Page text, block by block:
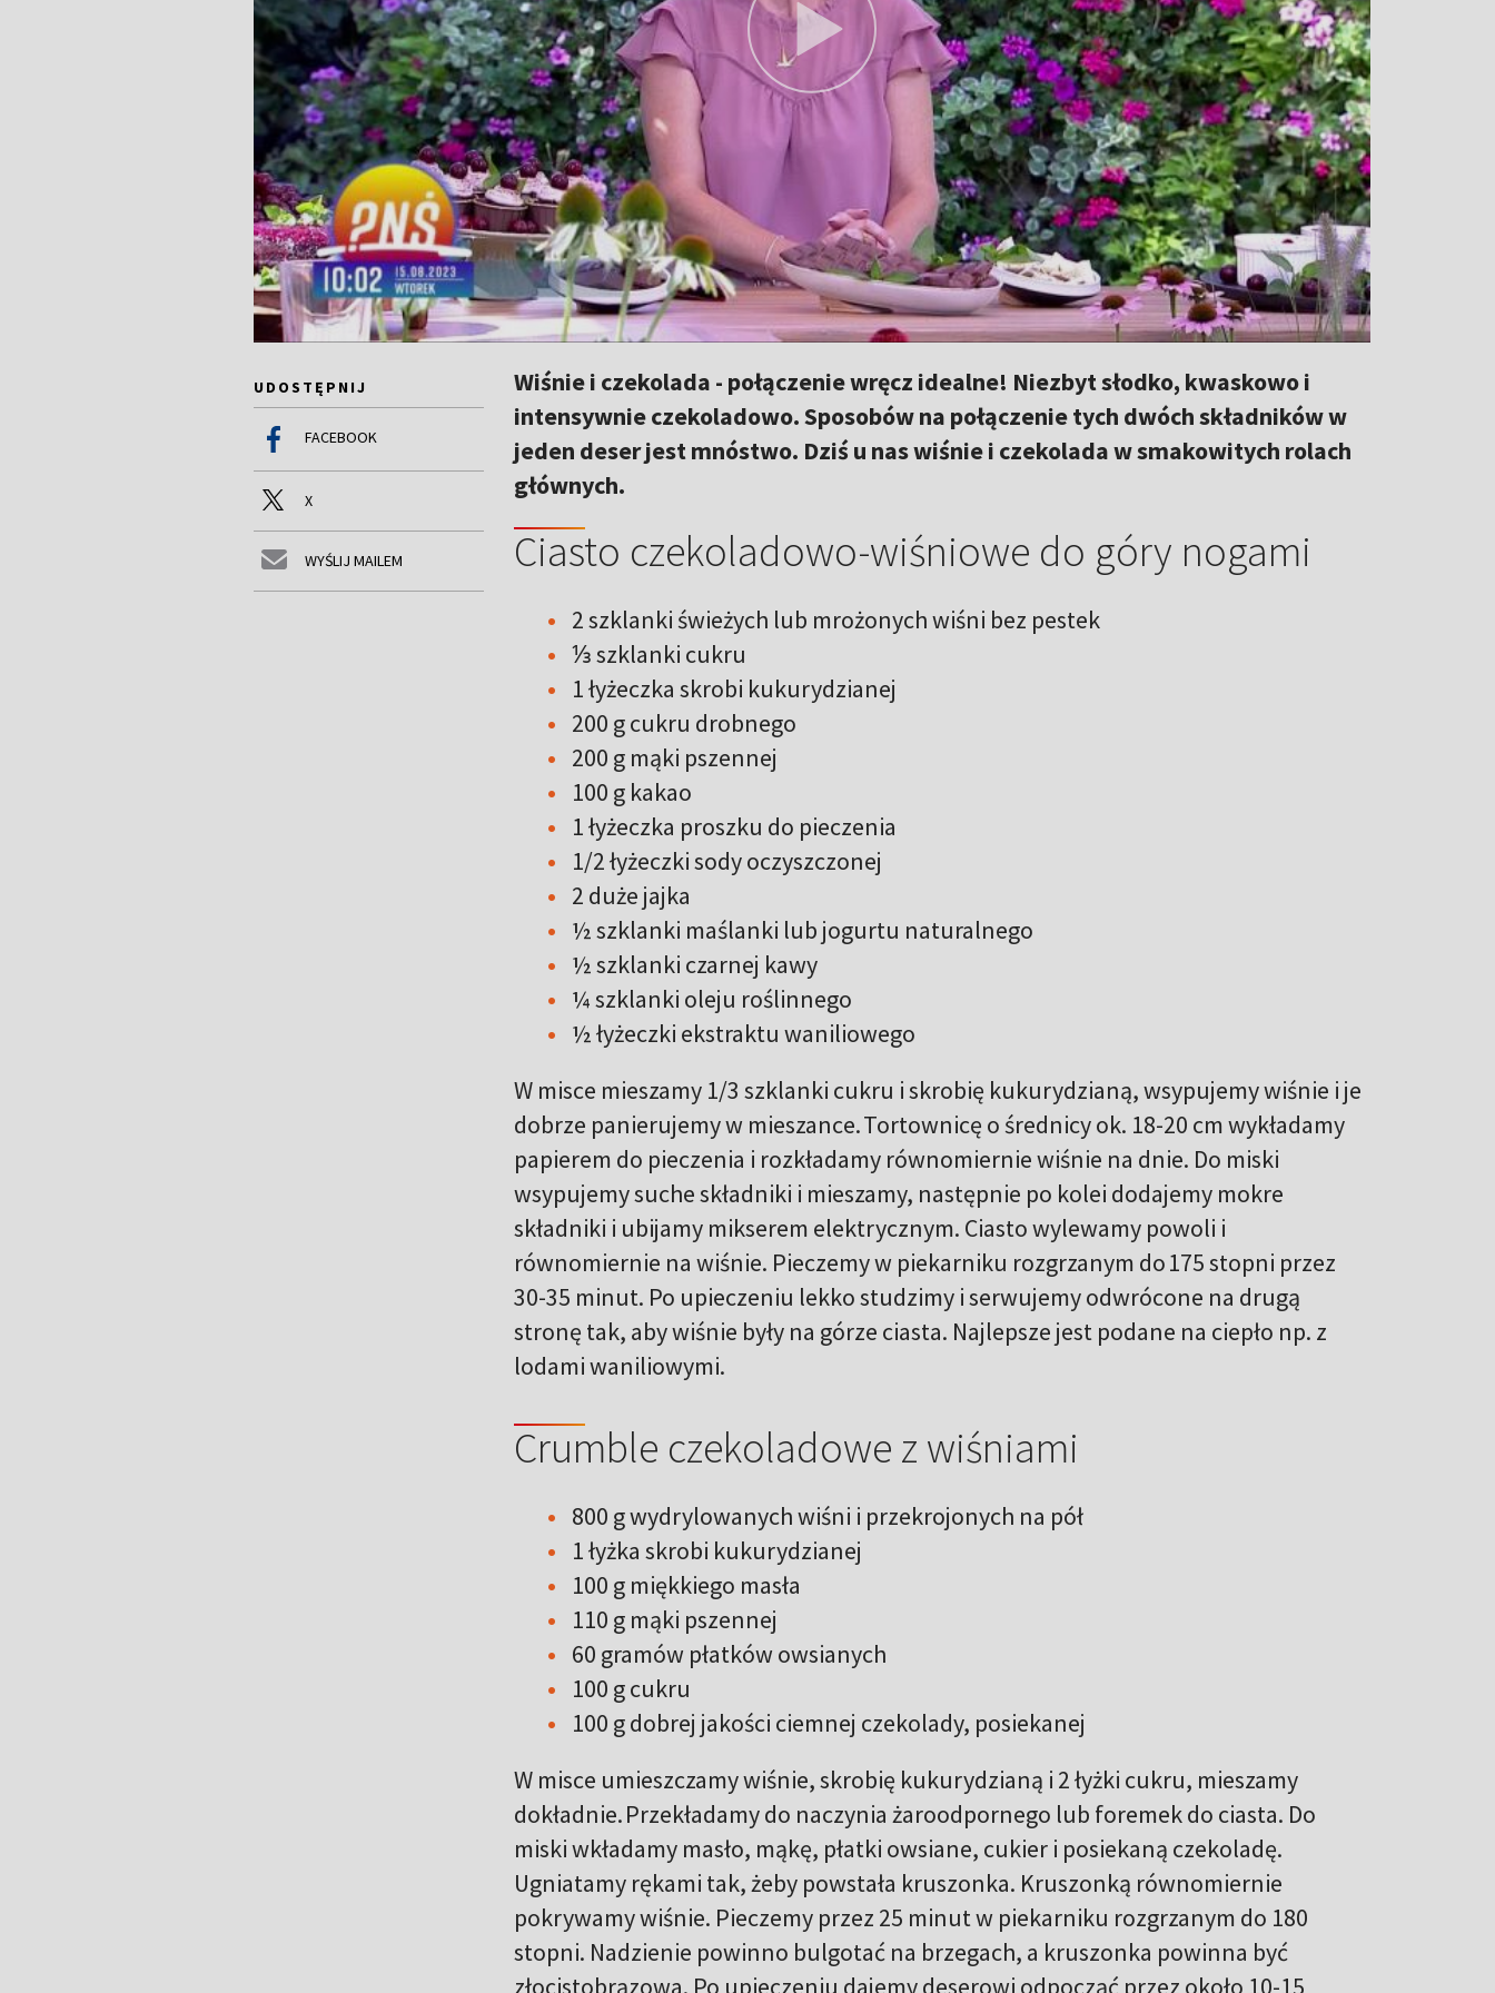
UDOSTĘPNIJ
FACEBOOK
X
WYŚLIJ MAILEM
Wiśnie i czekolada - połączenie wręcz idealne! Niezbyt słodko, kwaskowo i
intensywnie czekoladowo. Sposobów na połączenie tych dwóch składników w
jeden deser jest mnóstwo. Dziś u nas wiśnie i czekolada w smakowitych rolach
głównych.
Ciasto czekoladowo-wiśniowe do góry nogami
2 szklanki świeżych lub mrożonych wiśni bez pestek
⅓ szklanki cukru
1 łyżeczka skrobi kukurydzianej
200 g cukru drobnego
200 g mąki pszennej
100 g kakao
1 łyżeczka proszku do pieczenia
1/2 łyżeczki sody oczyszczonej
2 duże jajka
½ szklanki maślanki lub jogurtu naturalnego
½ szklanki czarnej kawy
¼ szklanki oleju roślinnego
½ łyżeczki ekstraktu waniliowego
W misce mieszamy 1/3 szklanki cukru i skrobię kukurydzianą, wsypujemy wiśnie i je
dobrze panierujemy w mieszance. Tortownicę o średnicy ok. 18-20 cm wykładamy
papierem do pieczenia i rozkładamy równomiernie wiśnie na dnie. Do miski
wsypujemy suche składniki i mieszamy, następnie po kolei dodajemy mokre
składniki i ubijamy mikserem elektrycznym. Ciasto wylewamy powoli i
równomiernie na wiśnie. Pieczemy w piekarniku rozgrzanym do 175 stopni przez
30-35 minut. Po upieczeniu lekko studzimy i serwujemy odwrócone na drugą
stronę tak, aby wiśnie były na górze ciasta. Najlepsze jest podane na ciepło np. z
lodami waniliowymi.
Crumble czekoladowe z wiśniami
800 g wydrylowanych wiśni i przekrojonych na pół
1 łyżka skrobi kukurydzianej
100 g miękkiego masła
110 g mąki pszennej
60 gramów płatków owsianych
100 g cukru
100 g dobrej jakości ciemnej czekolady, posiekanej
W misce umieszczamy wiśnie, skrobię kukurydzianą i 2 łyżki cukru, mieszamy
dokładnie. Przekładamy do naczynia żaroodpornego lub foremek do ciasta. Do
miski wkładamy masło, mąkę, płatki owsiane, cukier i posiekaną czekoladę.
Ugniatamy rękami tak, żeby powstała kruszonka. Kruszonką równomiernie
pokrywamy wiśnie. Pieczemy przez 25 minut w piekarniku rozgrzanym do 180
stopni. Nadzienie powinno bulgotać na brzegach, a kruszonka powinna być
złocistobrązowa. Po upieczeniu dajemy deserowi odpocząć przez około 10-15